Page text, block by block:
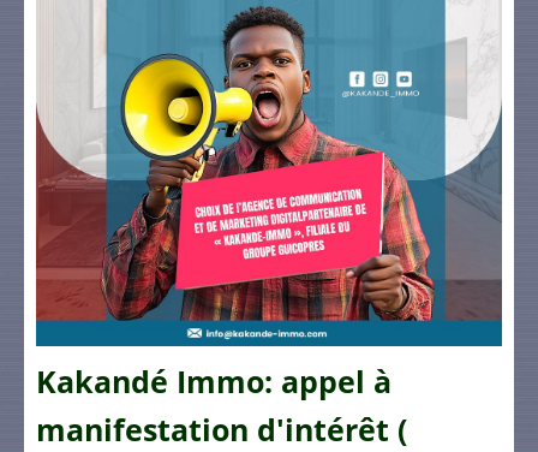
Kakandé Immo: appel à
manifestation d'intérêt (